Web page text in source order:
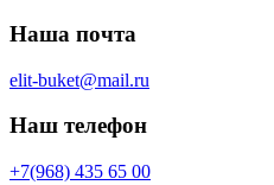
Наша почта
elit-buket@mail.ru
Наш телефон
+7(968) 435 65 00